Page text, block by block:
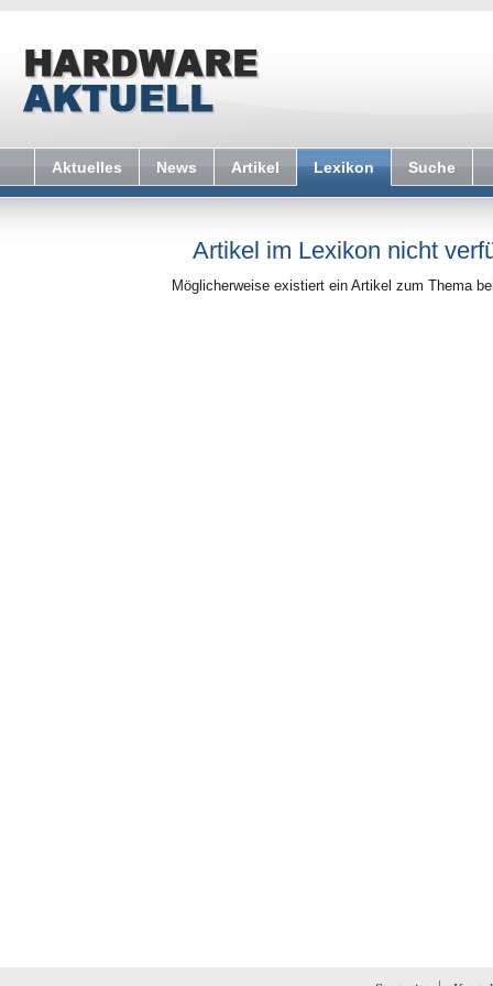
Aktuelles News Artikel Lexikon Suche
Artikel im Lexikon nicht
Möglicherweise existiert ein Artikel zum Thema